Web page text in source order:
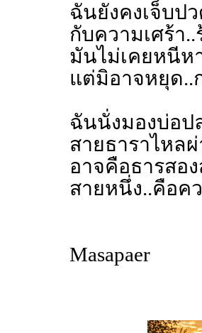
ฉันยังคงเจ็บป
กับความเศร้า
มันไม่เคยหนีห
แต่มิอาจหยุด..
ฉันนั่งมองบ่อป
สายธาราไหล
อาจคือธารสอ
สายหนึ่ง..คือค
Masapaer